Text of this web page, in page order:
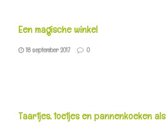
Een magische winkel
18 september 2017 0
Taartjes, toetjes en pannenkoeken als